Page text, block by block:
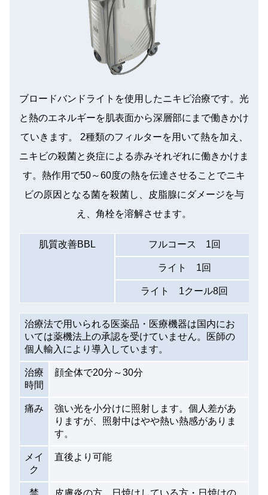
ブロードバンドライトを使用したニキビ治療です。光
と熱のエネルギーを肌表面から深層部にまで働きかけ
ていきます。 2種類のフィルターを用いて熱を加え、
ニキビの殺菌と炎症による赤みそれぞれに働きかけま
す。熱作用で50～60度の熱を伝達させることでニキ
ビの原因となる菌を殺菌し、皮脂腺にダメージを与
え、角栓を溶解させます。
肌質改善BBL フルコース 1回
ライト 1回
ライト 1クール8回
治療法で用いられる医薬品・医療機器は国内にお
いては薬機法上の承認を受けていません。医師の
個人輸入により導入しています。
治療
時間
顔全体で20分～30分
痛み
強い光を小分けに照射します。個人差があ
りますが、照射中はやや熱い熱感がありま
す。
メイ
ク
直後より可能
禁
皮膚炎の方、日焼けしている方・日焼けの